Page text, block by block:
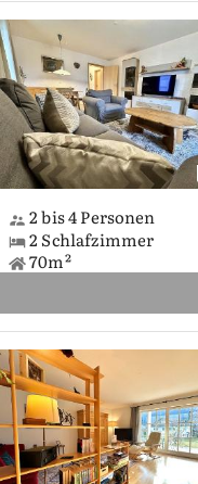
2 bis 4 Personen
2 Schlafzimmer
70m²